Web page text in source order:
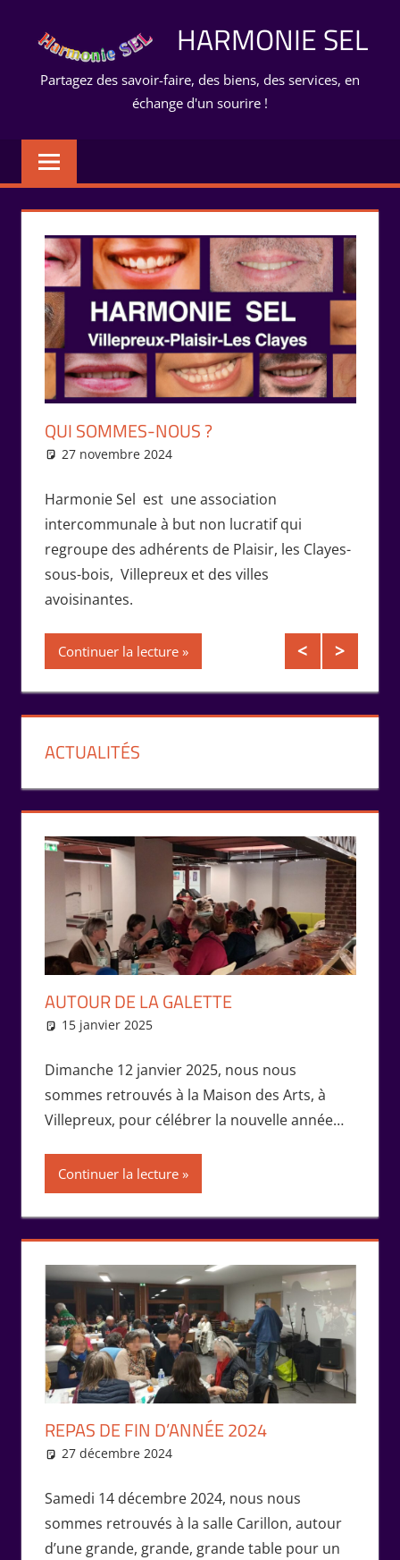
HARMONIE SEL
Partagez des savoir-faire, des biens, des services, en
échange d'un sourire !
QUI SOMMES-NOUS ?
27 novembre 2024
Harmonie Sel est une association
intercommunale à but non lucratif qui
regroupe des adhérents de Plaisir, les Clayes-
sous-bois, Villepreux et des villes
avoisinantes.
Continuer la lecture
ACTUALITÉS
AUTOUR DE LA GALETTE
15 janvier 2025
Dimanche 12 janvier 2025, nous nous
sommes retrouvés à la Maison des Arts, à
Villepreux, pour célébrer la nouvelle année…
Continuer la lecture
REPAS DE FIN D’ANNÉE 2024
27 décembre 2024
Samedi 14 décembre 2024, nous nous
sommes retrouvés à la salle Carillon, autour
d’une grande, grande, grande table pour un